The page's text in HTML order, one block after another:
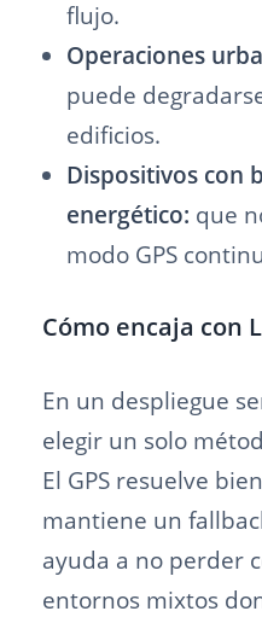
flujo.
Operaciones
puede
edificios.
Dispositivos con
energético: que
modo GPS
Cómo encaja con
En un despliegue
elegir un solo
El GPS resuelve
mantiene un
ayuda a no perder
entornos mixtos